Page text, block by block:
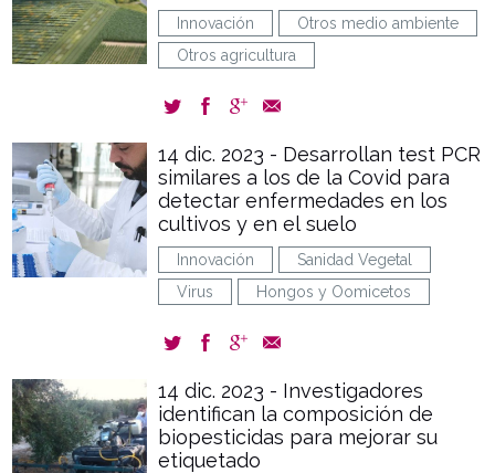
Innovación
Otros medio ambiente
Otros agricultura
14 dic. 2023 - Desarrollan test PCR
similares a los de la Covid para
detectar enfermedades en los
cultivos y en el suelo
Innovación
Sanidad Vegetal
Virus
Hongos y Oomicetos
14 dic. 2023 - Investigadores
identifican la composición de
biopesticidas para mejorar su
etiquetado